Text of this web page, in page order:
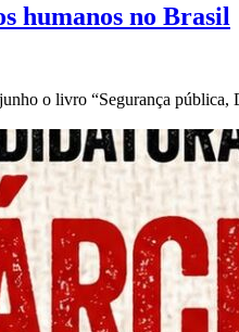
humanos no Brasil
o livro “Segurança pública,